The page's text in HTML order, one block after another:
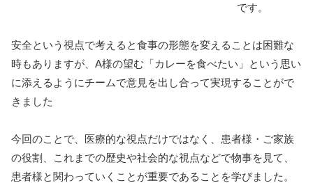
です。
安全という視点で考えると食事の形態を変えることは困難な
時もありますが、A様の望む「カレーを食べたい」という思い
に添えるようにチームで意見を出し合って実現することがで
きました
今回のことで、医療的な視点だけではなく、患者様・ご家族
の役割、これまでの歴史や社会的な視点などで物事を見て、
患者様と関わっていくことが重要であることを学びました。